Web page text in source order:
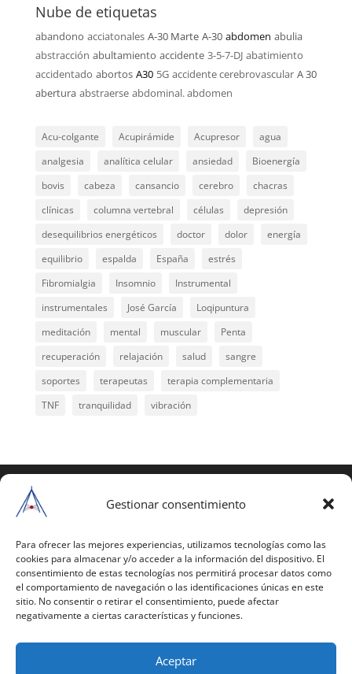
Gestionar consentimiento
Para ofrecer las mejores experiencias, utilizamos tecnologías como las
cookies para almacenar y/o acceder a la información del dispositivo. El
consentimiento de estas tecnologías nos permitirá procesar datos como
el comportamiento de navegación o las identificaciones únicas en este
sitio. No consentir o retirar el consentimiento, puede afectar
negativamente a ciertas características y funciones.
Aceptar
Nube de etiquetas
abandono acciatonales A-30 Marte A-30 abdomen abulia
abstracción abultamiento accidente 3-5-7-DJ abatimiento
accidentado abortos A30 5G accidente cerebrovascular A 30
abertura abstraerse abdominal. abdomen
Acu-colgante Acupirámide Acupresor
agua
analgesia
analítica celular ansiedad
Bioenergía
bovis
cabeza cansancio cerebro
chacras
clínicas
columna vertebral células
depresión
desequilibrios energéticos
doctor dolor
energía
equilibrio
espalda España
estrés
Fibromialgia
Insomnio
Instrumental
instrumentales
José García
Loqipuntura
meditación
mental muscular
Penta
recuperación
relajación salud
sangre
soportes
terapeutas
terapia complementaria
TNF
tranquilidad vibración
reservados
estas páginas o parte de ellas, necesita pedir
autorización por escrito a Mario Gil Sánchez.
Todos los instrumentales están PATENTADOS.
Web inaugurada en 2002 (última actualización en
Política de Privacidad